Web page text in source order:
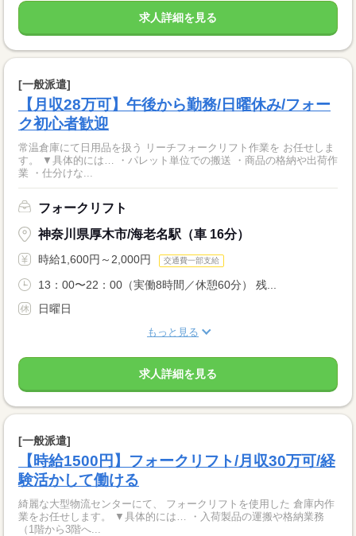
求人詳細を見る
[一般派遣]
【月収28万可】午後から勤務/日曜休み/フォー
ク初心者歓迎
常温倉庫にて日用品を扱う リーチフォークリフト作業を お任せしま
す。 ▼具体的には… ・パレット単位での搬送 ・商品の格納や出荷作
業 ・仕分けな...
フォークリフト
神奈川県厚木市/海老名駅（車 16分）
時給1,600円～2,000円 交通費一部支給
13：00〜22：00（実働8時間／休憩60分） 残...
日曜日
もっと見る
求人詳細を見る
[一般派遣]
【時給1500円】フォークリフト/月収30万可/経
験活かして働ける
綺麗な大型物流センターにて、 フォークリフトを使用した 倉庫内作
業をお任せします。 ▼具体的には… ・入荷製品の運搬や格納業務
（1階から3階へ...